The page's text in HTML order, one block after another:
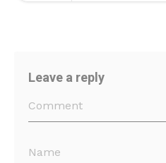
Leave a reply